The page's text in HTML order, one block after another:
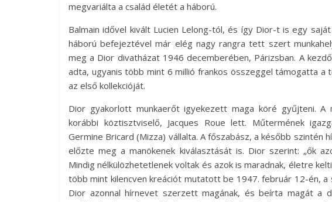
megvariálta a család életét a háború.
Balmain idővel kivált Lucien Lelong-tól, és így Dior-t is egy
háború befejeztével már elég nagy rangra tett szert
meg a Dior divatházat 1946 decemberében, Párizsban. A
adta, ugyanis több mint 6 millió frankos összeggel támogatta
az első kollekcióját.
Dior gyakorlott munkaerőt igyekezett maga köré gyűjteni.
korábbi köztisztviselő, Jacques Roue lett. Műtermének
Germine Bricard (Mizza) vállalta. A főszabász, a később
előzte meg a manökenek kiválasztását is. Dior szerint: „ők
Mindig nélkülözhetetlenek voltak és azok is maradnak, életre
több mint kilencven kreációt mutatott be 1947. február 12-én,
Dior azonnal hírnevet szerzett magának, és beírta magát a